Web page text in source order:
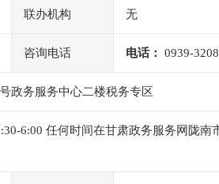
联办机构 无
咨询电话 电话： 0939-
政务服务中心二楼税务专区
6:00 任何时间在甘肃政务服务网陇